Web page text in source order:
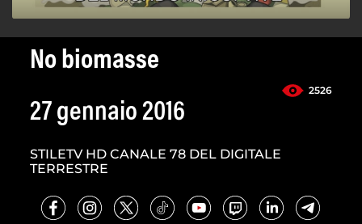
No biomasse
2526
27 gennaio 2016
STILETV HD CANALE 78 DEL DIGITALE
TERRESTRE